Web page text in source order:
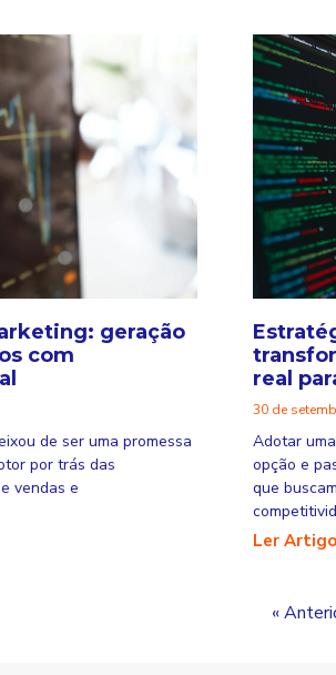
geração
com
de ser uma promessa
por trás das
vendas e
real
30 de
Adotar
opção e
que
Ler
«